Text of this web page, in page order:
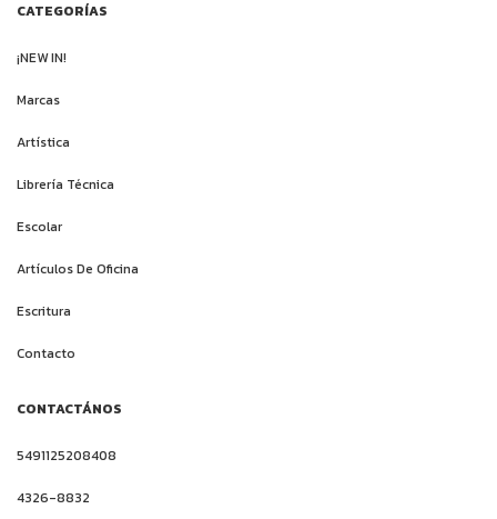
CATEGORÍAS
¡NEW IN!
Marcas
Artística
Librería Técnica
Escolar
Artículos De Oficina
Escritura
Contacto
CONTACTÁNOS
5491125208408
4326-8832